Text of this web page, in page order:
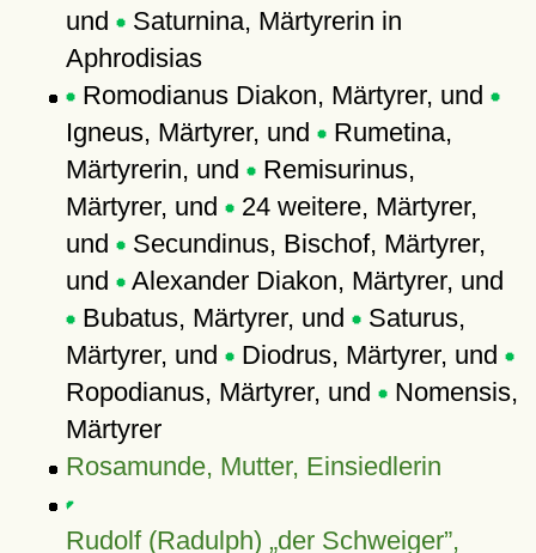
und Saturnina, Märtyrerin in
Aphrodisias
Romodianus Diakon, Märtyrer, und
Igneus, Märtyrer, und Rumetina,
Märtyrerin, und Remisurinus,
Märtyrer, und 24 weitere, Märtyrer,
und Secundinus, Bischof, Märtyrer,
und Alexander Diakon, Märtyrer, und
Bubatus, Märtyrer, und Saturus,
Märtyrer, und Diodrus, Märtyrer, und
Ropodianus, Märtyrer, und Nomensis,
Märtyrer
Rosamunde, Mutter, Einsiedlerin
Rudolf (Radulph) der Schweiger ,